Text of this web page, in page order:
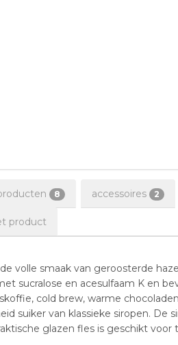
8 accessoires 2
product
volle smaak van geroosterde
sucralose en acesulfaam K en
cold brew, warme
suiker van klassieke siropen.
glazen fles is geschikt